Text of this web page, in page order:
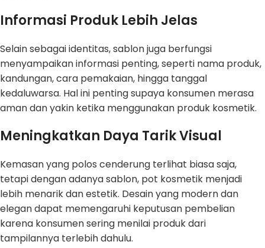
Informasi Produk Lebih Jelas
Selain sebagai identitas, sablon juga berfungsi
menyampaikan informasi penting, seperti nama produk,
kandungan, cara pemakaian, hingga tanggal
kedaluwarsa. Hal ini penting supaya konsumen merasa
aman dan yakin ketika menggunakan produk kosmetik.
Meningkatkan Daya Tarik Visual
Kemasan yang polos cenderung terlihat biasa saja,
tetapi dengan adanya sablon, pot kosmetik menjadi
lebih menarik dan estetik. Desain yang modern dan
elegan dapat memengaruhi keputusan pembelian
karena konsumen sering menilai produk dari
tampilannya terlebih dahulu.